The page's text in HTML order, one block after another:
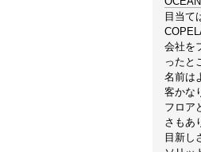
目当て
会社を
ったと
名前は
客かな
フロア
さもあ
目新し